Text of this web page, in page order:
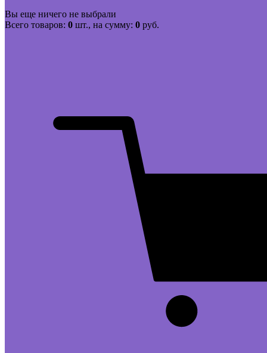
Вы еще ничего не выбрали
Всего товаров: 0 шт., на сумму: 0 руб.